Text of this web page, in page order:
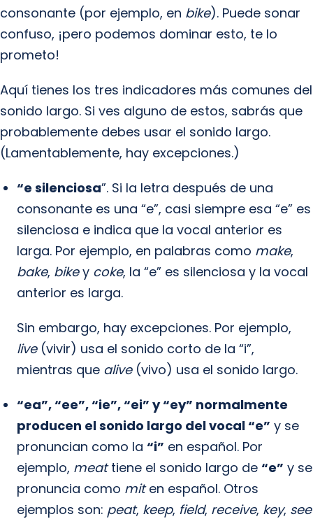
consonante (por ejemplo, en bike). Puede sonar
confuso, ¡pero podemos dominar esto, te lo
prometo!
Aquí tienes los tres indicadores más comunes del
sonido largo. Si ves alguno de estos, sabrás que
probablemente debes usar el sonido largo.
(Lamentablemente, hay excepciones.)
“e silenciosa”. Si la letra después de una
consonante es una “e”, casi siempre esa “e” es
silenciosa e indica que la vocal anterior es
larga. Por ejemplo, en palabras como make,
bake, bikey coke, la “e” es silenciosa y la vocal
anterior es larga.
Sin embargo, hay excepciones. Por ejemplo,
live(vivir) usa el sonido corto de la “i”,
mientras que alive(vivo) usa el sonido largo.
“ea”, “ee”, “ie”, “ei” y “ey” normalmente
producen el sonido largo del vocal “e” y se
pronuncian como la “i” en español. Por
ejemplo, meattiene el sonido largo de “e” y se
pronuncia como miten español. Otros
ejemplos son: peat, keep, field, receive, key, see